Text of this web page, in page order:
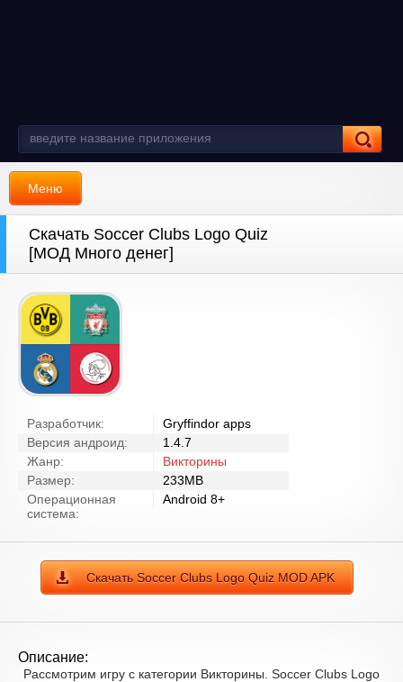
Меню
Скачать Soccer Clubs Logo Quiz
[МОД Много денег]
Разработчик:
Gryffindor apps
Версия андроид:
1.4.7
Жанр:
Викторины
Размер:
233MB
Операционная
система:
Android 8+
Скачать Soccer Clubs Logo Quiz MOD APK
Описание:
Рассмотрим игру с категории Викторины. Soccer Clubs Logo